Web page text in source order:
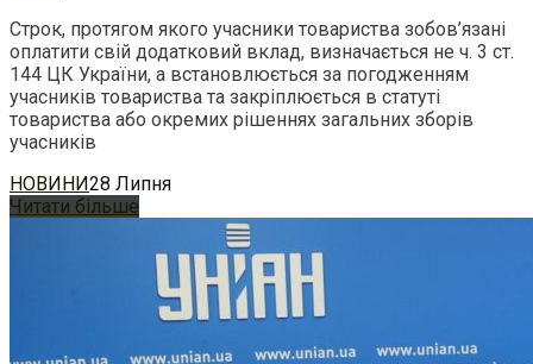
Строк, протягом якого учасники товариства зобов’язані
оплатити свій додатковий вклад, визначається не ч. 3 ст.
144 ЦК України, а встановлюється за погодженням
учасників товариства та закріплюється в статуті
товариства або окремих рішеннях загальних зборів
учасників
НОВИНИ28 Липня
Читати більше